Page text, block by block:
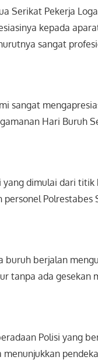
Serikat Pekerja
kepada
sangat
sangat
Hari Buruh
yang dimulai dari titik
personel Polrestabes
buruh berjalan
tanpa ada gesekan
Polisi yang
menunjukkan